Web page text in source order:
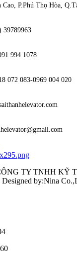
P.Phú Thọ Hòa,
39789963
994 1078
072 083-0969 004 020
TY TNHH KỸ
by:Nina